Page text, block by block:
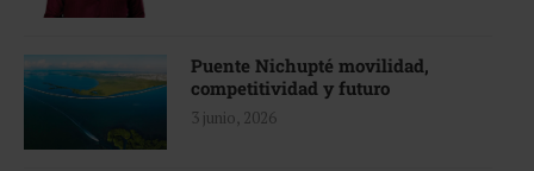
Puente Nichupté movilidad,
competitividad y futuro
3 junio, 2026